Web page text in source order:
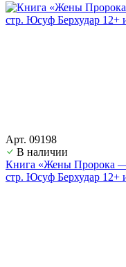
Арт. 09198
В наличии
Книга «Жены Пророка
стр. Юсуф Берхудар 12+